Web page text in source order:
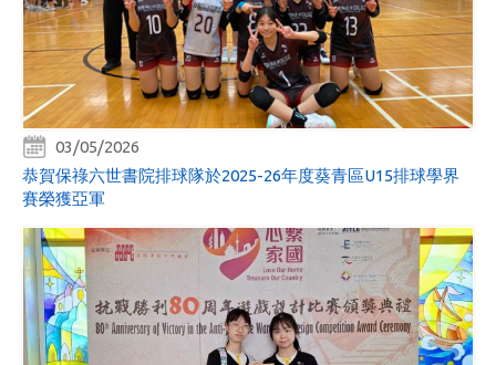
03/05/2026
恭賀保祿六世書院排球隊於2025-26年度葵青區U15排球學界
賽榮獲亞軍